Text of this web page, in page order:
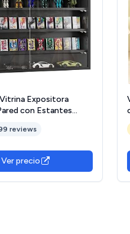
Expositora
con Estantes
2 Puertas Correderas
Colecciones
Negro
reviews
Ver precio